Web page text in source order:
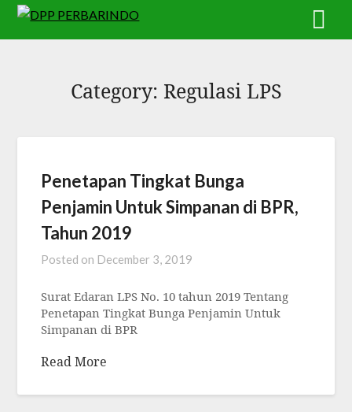
Skip
Category: Regulasi LPS
Penetapan Tingkat Bunga
Penjamin Untuk Simpanan di BPR,
Tahun 2019
Posted on December 3, 2019
Surat Edaran LPS No. 10 tahun 2019 Tentang
Penetapan Tingkat Bunga Penjamin Untuk
Simpanan di BPR
Read More